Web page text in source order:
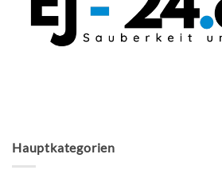
auf
der
Hauptkategorien